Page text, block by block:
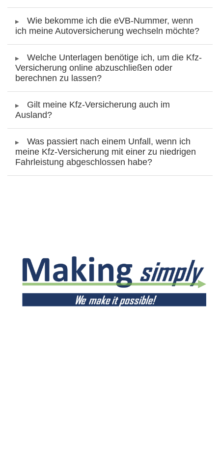
Wie bekomme ich die eVB-Nummer, wenn
ich meine Autoversicherung wechseln möchte?
Welche Unterlagen benötige ich, um die Kfz-
Versicherung online abzuschließen oder
berechnen zu lassen?
Gilt meine Kfz-Versicherung auch im
Ausland?
Was passiert nach einem Unfall, wenn ich
meine Kfz-Versicherung mit einer zu niedrigen
Fahrleistung abgeschlossen habe?